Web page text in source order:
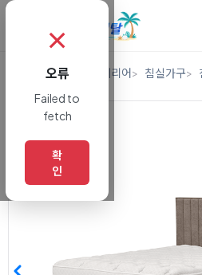
렌탈 가구/인테리어 침실가구
✗
오류
Failed to
fetch
확
인